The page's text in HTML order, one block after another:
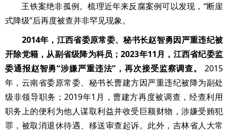
王铁案绝非孤例。梳理近年来反腐案例可以发现，“断崖
式降级”后再度被查并非罕见现象。
2014年，江西省委原常委、秘书长赵智勇因严重违纪被
开除党籍，从副省级降为科员；2023年11月，江西省纪委监
委通报赵智勇“涉嫌严重违法”，再次接受监察调查。
2015
年，云南省委原常委、秘书长曹建方因严重违纪被降为副处
级非领导职务；2019年1月，曹建方再度被调查，经查利用
职务上的便利为他人谋取利益并收受巨额财物，涉嫌受贿犯
罪，被取消退休待遇、移送审查起诉。此外，吉林省人大常